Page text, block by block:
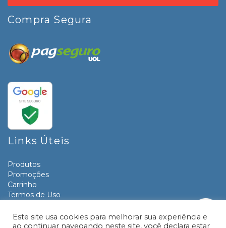
Compra Segura
Links Úteis
Produtos
Promoções
Carrinho
Termos de Uso
Contato
Este site usa cookies para melhorar sua experiência e
ao continuar navegando neste site, você declara estar